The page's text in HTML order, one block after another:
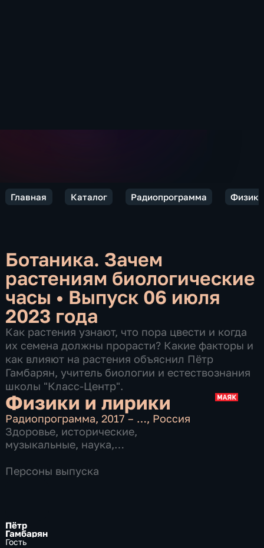
Главная Каталог Радиопрограмма
Ботаника. Зачем
растениям биологические
часы • Выпуск 06 июля
2023 года
Как растения узнают, что пора цвести и когда
их семена должны прорасти? Какие факторы и
как влияют на растения объяснил Пётр
Гамбарян, учитель биологии и естествознания
школы "Класс-Центр".
Физики и лирики
Радиопрограмма,2017 – …, Россия
Здоровье, исторические,
музыкальные, наука,
политические,
Персоны выпуска
Пётр
Гамбарян
Гость